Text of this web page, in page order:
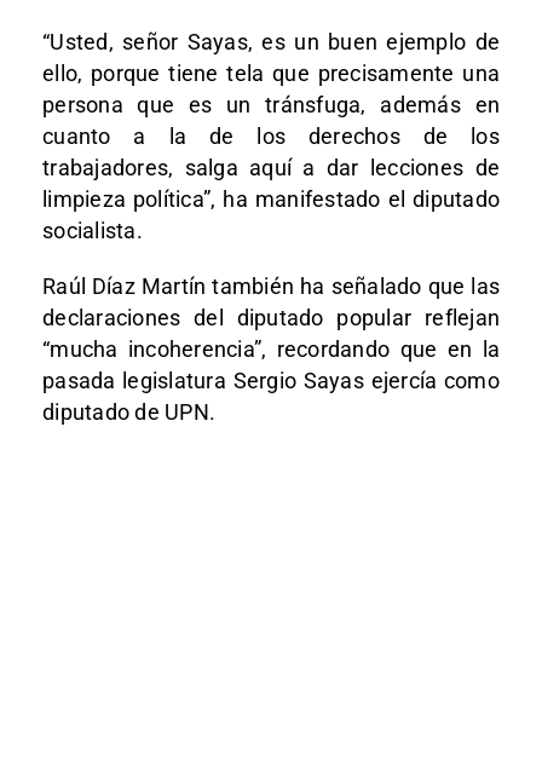
“Usted, señor Sayas, es un buen ejemplo de
ello, porque tiene tela que precisamente una
persona que es un tránsfuga, además en
cuanto a la de los derechos de los
trabajadores, salga aquí a dar lecciones de
limpieza política”, ha manifestado el diputado
socialista.
Raúl Díaz Martín también ha señalado que las
declaraciones del diputado popular reflejan
“mucha incoherencia”, recordando que en la
pasada legislatura Sergio Sayas ejercía como
diputado de UPN.